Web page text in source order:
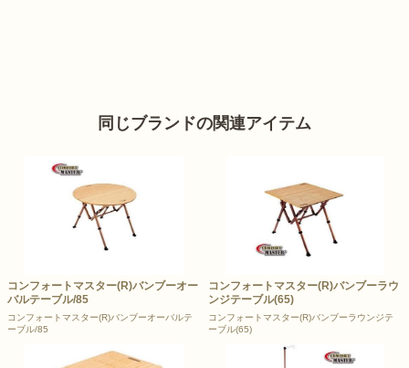
同じブランドの関連アイテム
コンフォートマスター(R)バンブーオー
バルテーブル/85
コンフォートマスター(R)バンブーオーバルテ
ーブル/85
コンフォートマスター(R)バンブーラウ
ンジテーブル(65)
コンフォートマスター(R)バンブーラウンジテ
ーブル(65)